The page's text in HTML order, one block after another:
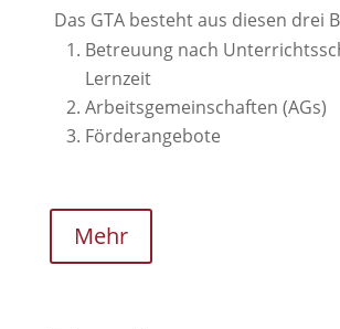
Das GTA besteht aus diesen drei
Betreuung nach
Lernzeit
Arbeitsgemeinschaften (AGs)
Förderangebote
Mehr